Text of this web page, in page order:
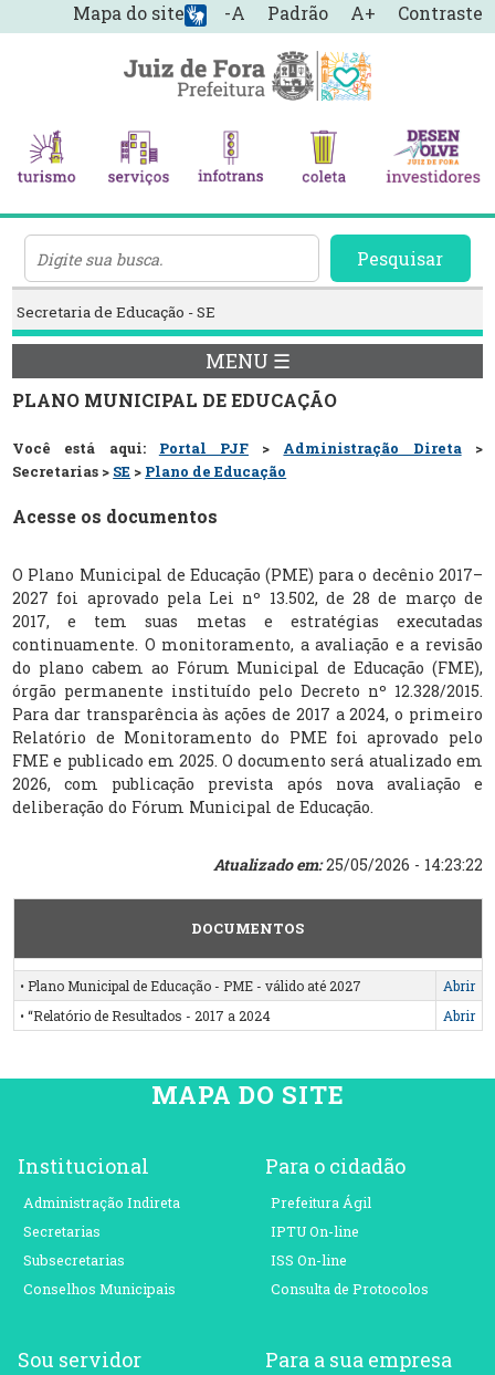
-A Padrão A+ Contraste
Mapa do site
Pesquisar
Secretaria de Educação - SE
MENU ☰
PLANO MUNICIPAL DE EDUCAÇÃO
Você está aqui: Portal PJF > Administração Direta>
Secretarias > SE > Plano de Educação
Acesse os documentos
O Plano Municipal de Educação (PME) para o decênio 2017–
2027 foi aprovado pela Lei nº 13.502, de 28 de março de
2017, e tem suas metas e estratégias executadas
continuamente. O monitoramento, a avaliação e a revisão
do plano cabem ao Fórum Municipal de Educação (FME),
órgão permanente instituído pelo Decreto nº 12.328/2015.
Para dar transparência às ações de 2017 a 2024, o primeiro
Relatório de Monitoramento do PME foi aprovado pelo
FME e publicado em 2025. O documento será atualizado em
2026, com publicação prevista após nova avaliação e
deliberação do Fórum Municipal de Educação.
Atualizado em:25/05/2026 - 14:23:22
DOCUMENTOS
• Plano Municipal de Educação - PME - válido até 2027
Abrir
• “Relatório de Resultados - 2017 a 2024
Abrir
MAPA DO SITE
Institucional
Administração Indireta
Secretarias
Subsecretarias
Conselhos Municipais
Para o cidadão
Prefeitura Ágil
IPTU On-line
ISS On-line
Consulta de Protocolos
Sou servidor Para a sua empresa